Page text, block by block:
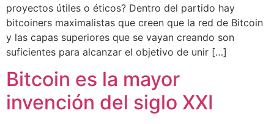
proyectos útiles o éticos? Dentro del partido hay
bitcoiners maximalistas que creen que la red de Bitcoin
y las capas superiores que se vayan creando son
suficientes para alcanzar el objetivo de unir […]
Bitcoin es la mayor
invención del siglo XXI